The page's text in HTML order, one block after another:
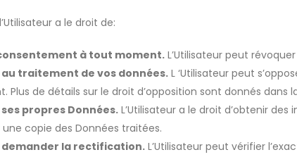
a le droit de:
à tout moment. L’Utilisateur peut
au traitement de vos données. L ‘Utilisateur peut
Plus de détails sur le droit d’opposition sont donnés dans
propres Données. L’Utilisateur a le droit d’obtenir
copie des Données traitées.
la rectification. L’Utilisateur peut vérifier